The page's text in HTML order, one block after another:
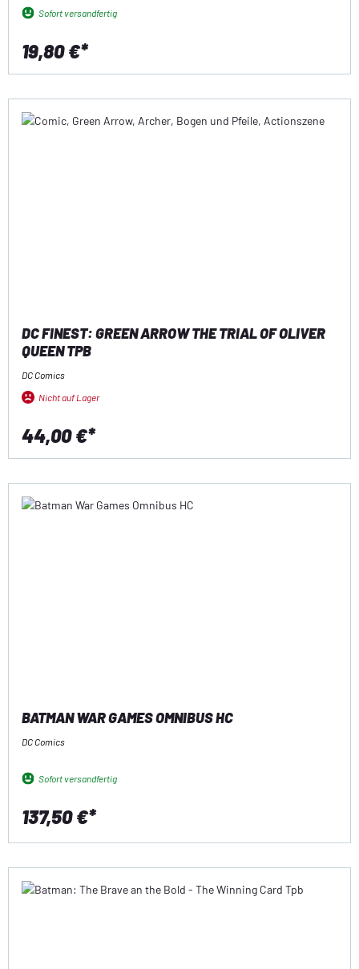
Sofort versandfertig
19,80 €*
DC FINEST: GREEN ARROW THE TRIAL OF OLIVER
QUEEN TPB
DC Comics
Nicht auf Lager
44,00 €*
BATMAN WAR GAMES OMNIBUS HC
DC Comics
Sofort versandfertig
137,50 €*